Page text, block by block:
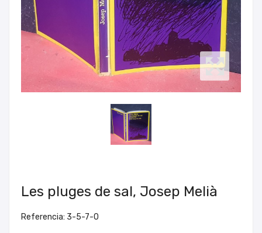
Les pluges de sal, Josep Melià
Referencia: 3-5-7-0